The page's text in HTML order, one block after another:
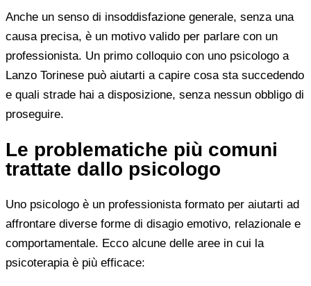
Anche un senso di insoddisfazione generale, senza una
causa precisa, è un motivo valido per parlare con un
professionista. Un primo colloquio con uno psicologo a
Lanzo Torinese può aiutarti a capire cosa sta succedendo
e quali strade hai a disposizione, senza nessun obbligo di
proseguire.
Le problematiche più comuni
trattate dallo psicologo
Uno psicologo è un professionista formato per aiutarti ad
affrontare diverse forme di disagio emotivo, relazionale e
comportamentale. Ecco alcune delle aree in cui la
psicoterapia è più efficace: